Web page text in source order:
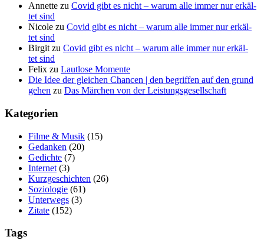
Annette zu Covid gibt es nicht – war­um alle immer nur erkäl­
tet sind
Nicole zu Covid gibt es nicht – war­um alle immer nur erkäl­
tet sind
Birgit zu Covid gibt es nicht – war­um alle immer nur erkäl­
tet sind
Felix zu Laut­lo­se Momente
Die Idee der gleichen Chancen | den begriffen auf den grund
gehen zu Das Mär­chen von der Leistungsgesellschaft
Kate­go­rien
Filme & Musik (15)
Gedanken (20)
Gedichte (7)
Internet (3)
Kurzgeschichten (26)
Soziologie (61)
Unterwegs (3)
Zitate (152)
Tags